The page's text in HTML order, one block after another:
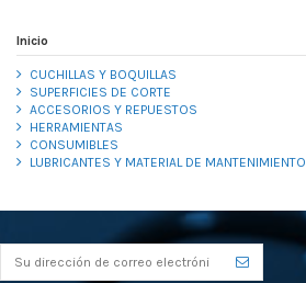
Inicio
CUCHILLAS Y BOQUILLAS
SUPERFICIES DE CORTE
ACCESORIOS Y REPUESTOS
HERRAMIENTAS
CONSUMIBLES
LUBRICANTES Y MATERIAL DE MANTENIMIENTO